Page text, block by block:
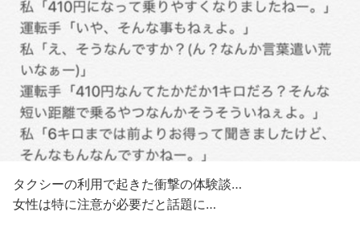
タクシーの利用で起きた衝撃の体験談…
女性は特に注意が必要だと話題に…